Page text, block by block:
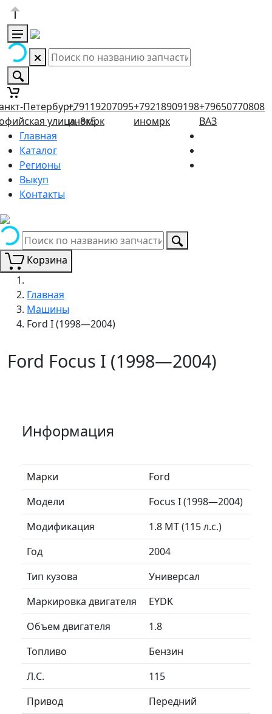
Петербург,
улица, 8к5
+79119207095
иномрк
+79218909198
иномрк
+79650770808
ВАЗ
Главная
Каталог
Регионы
Выкуп
Контакты
Корзина
Главная
Машины
Ford I (1998—2004)
Ford Focus I (1998—2004)
Информация
Марки
Ford
Модели
Focus I (1998—2004)
Модификация
1.8 MT (115 л.с.)
Год
2004
Тип кузова
Универсал
Маркировка двигателя
EYDK
Объем двигателя
1.8
Топливо
Бензин
Л.C.
115
Привод
Передний